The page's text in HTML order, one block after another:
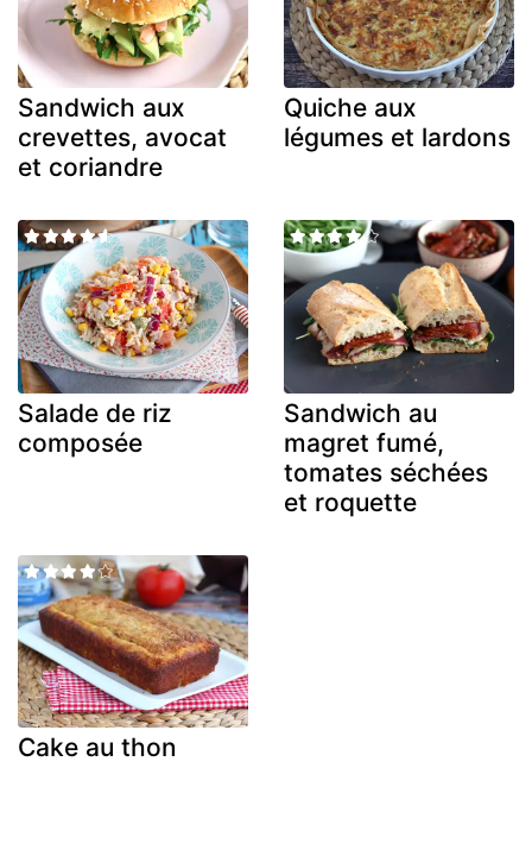
Sandwich aux
crevettes, avocat
et coriandre
Quiche aux
légumes et lardons
Salade de riz
composée
Sandwich au
magret fumé,
tomates séchées
et roquette
Cake au thon